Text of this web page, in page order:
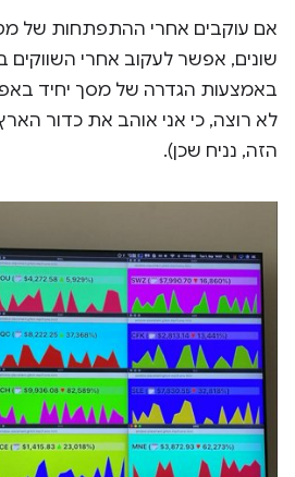
אם עוקבים אחרי ההתפתחות של
שונים, אפשר לעקוב אחרי השווקים
באמצעות הגדרה של מסך יחיד
לא רוצה, כי אני אוהב את כדור
הזה, נניח שכן).